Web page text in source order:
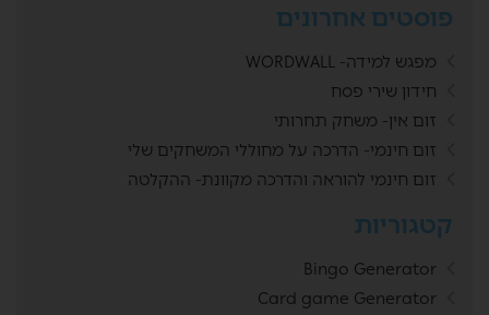
פוסטים אחרונים
מפגש למידה- WORDWALL
חידון שירי פסח
זום אין- משחק תחרותי
זום חינמי- הדרכה על מחוללי המשחקים שלי
זום חינמי להוראה והדרכה מקוונת- ההקלטה
קטגוריות
Bingo Generator
Card game Generator